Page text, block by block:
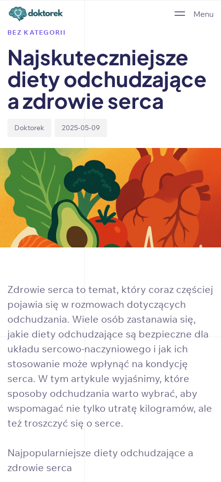
Menu
PUBLISHED
BEZ KATEGORII
Najskuteczniejsze
diety odchudzające
a zdrowie serca
Author
Doktorek
Published
2025-05-09
Zdrowie serca to temat, który coraz częściej
pojawia się w rozmowach dotyczących
odchudzania. Wiele osób zastanawia się,
jakie diety odchudzające są bezpieczne dla
układu sercowo-naczyniowego i jak ich
stosowanie może wpłynąć na kondycję
serca. W tym artykule wyjaśnimy, które
sposoby odchudzania warto wybrać, aby
wspomagać nie tylko utratę kilogramów, ale
też troszczyć się o serce.
Najpopularniejsze diety odchudzające a
zdrowie serca